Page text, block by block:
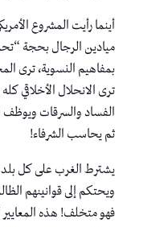
أينما رأيت المشروع
ميادين الرجال بحجة
بمفاهيم النسوية، ترى
ترى الانحلال الأخلاقي
الفساد والسرقات ويوظف
ثم يحاسب الشرفاء!
يشترط الغرب على كل بلد
ويحتكم إلى قوانينهم
فهو متخلف! هذه المعايير